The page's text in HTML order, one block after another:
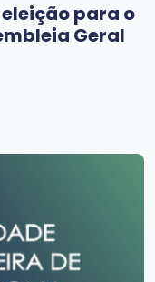
para o
Geral